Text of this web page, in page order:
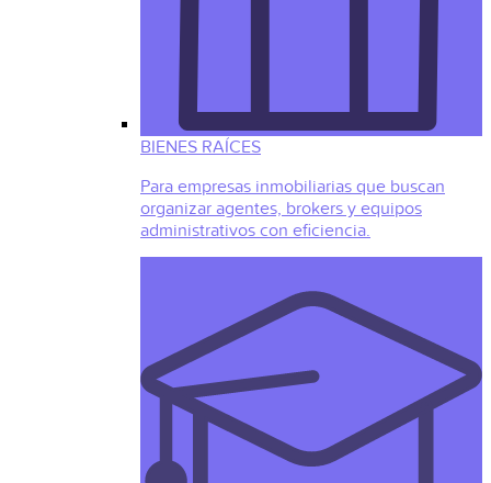
BIENES RAÍCES
Para empresas inmobiliarias que buscan
organizar agentes, brokers y equipos
administrativos con eficiencia.